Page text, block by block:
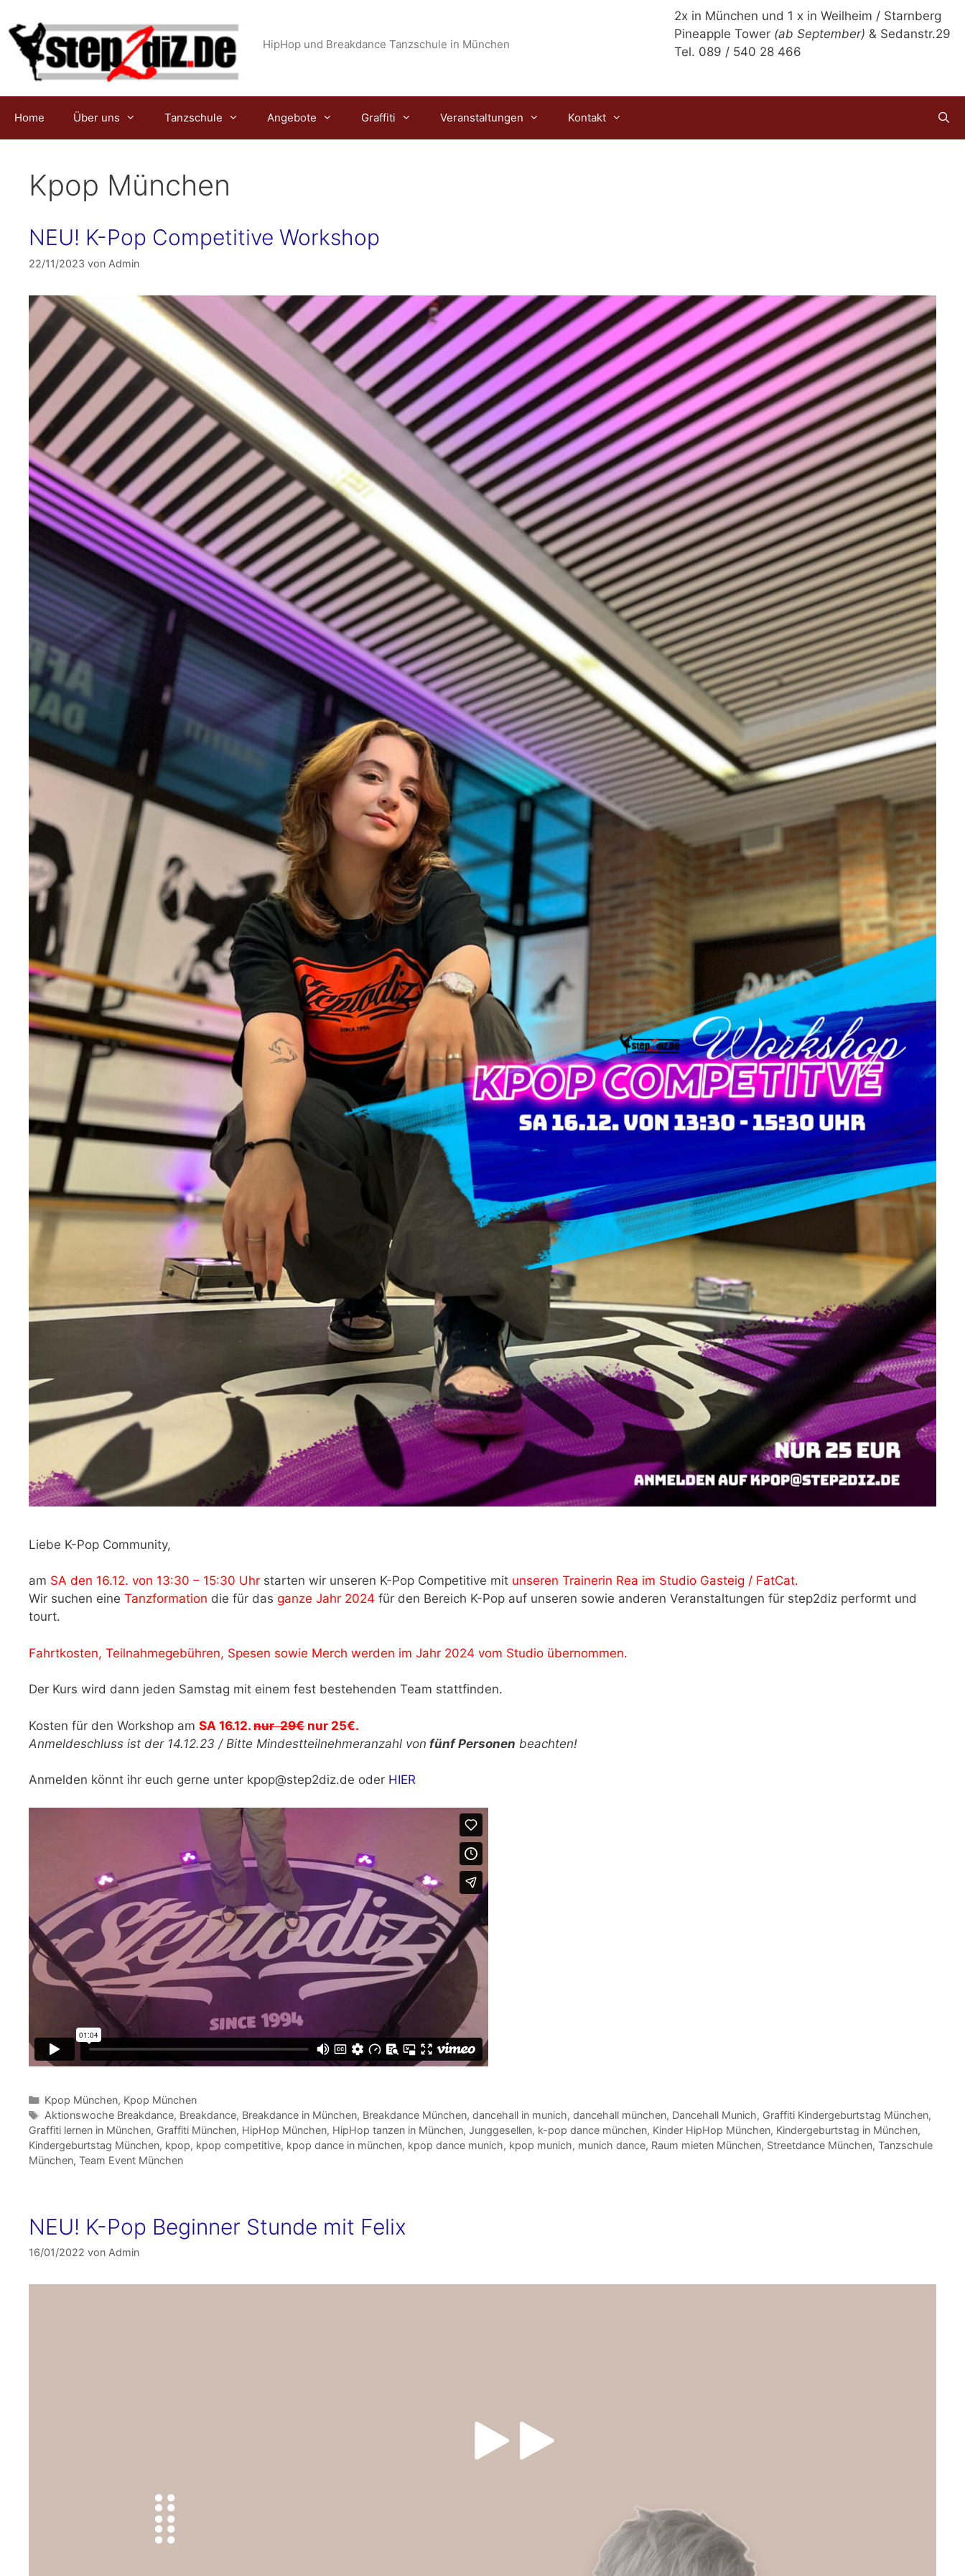
Inhalt
springen
2x in München und 1 x in Weilheim / Starnberg
Pineapple Tower (ab September) & Sedanstr.29
Tel. 089 / 540 28 466
HipHop und Breakdance Tanzschule in München
Home Über uns Tanzschule Angebote Graffiti Veranstaltungen Kontakt
Kpop München
NEU! K-Pop Competitive Workshop
22/11/2023 von Admin
Liebe K-Pop Community,
am SA den 16.12. von 13:30 – 15:30 Uhr starten wir unseren K-Pop Competitive mit unseren Trainerin Rea im Studio Gasteig / FatCat.
Wir suchen eine Tanzformation die für das ganze Jahr 2024 für den Bereich K-Pop auf unseren sowie anderen Veranstaltungen für step2diz performt und
tourt.
Fahrtkosten, Teilnahmegebühren, Spesen sowie Merch werden im Jahr 2024 vom Studio übernommen.
Der Kurs wird dann jeden Samstag mit einem fest bestehenden Team stattfinden.
Kosten für den Workshop am SA 16.12. nur 29€ nur 25€.
Anmeldeschluss ist der 14.12.23 / Bitte Mindestteilnehmeranzahl von fünf Personen beachten!
Anmelden könnt ihr euch gerne unter kpop@step2diz.de oder HIER
Kategorien
Kpop München, Kpop München
Schlagwörter
Aktionswoche Breakdance, Breakdance, Breakdance in München, Breakdance München, dancehall in munich, dancehall münchen, Dancehall Munich, Graffiti Kindergeburtstag München,
Graffiti lernen in München, Graffiti München, HipHop München, HipHop tanzen in München, Junggesellen, k-pop dance münchen, Kinder HipHop München, Kindergeburtstag in München,
Kindergeburtstag München, kpop, kpop competitive, kpop dance in münchen, kpop dance munich, kpop munich, munich dance, Raum mieten München, Streetdance München, Tanzschule
München, Team Event München
NEU! K-Pop Beginner Stunde mit Felix
16/01/2022 von Admin